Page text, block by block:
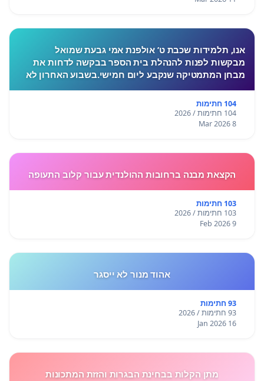
אנו, תלמידות שכבת ט’ אולפנת אמי גבעת שמואל
מבקשות לפנות להנהלת בית הספר בבקשה לדחות את
מבחן המתמטיקה שנקבע ליום חמישי.בשבוע האחרון לא
חוות לחץ, מתח ו
104 חתימות
104 חתימות / 2026
8 Mar 2026
הקצאת מבנה ברחובות ההולנדית עבור קלוב התעופה
103 חתימות
103 חתימות / 2026
9 Feb 2026
אהוד מנור לא ייסגר
93 חתימות
93 חתימות / 2026
16 Jan 2026
מתן הקלות בבחינת הבגרות והזזת המתכונות